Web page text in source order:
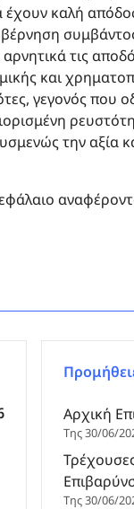
καλή
τις
και
γεγονός που
την αξία
Αρχική
Της 30/06/
Της 30/06/